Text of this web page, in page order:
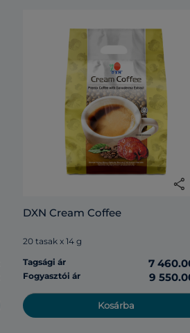
share
DXN Cream Coffee
20 tasak x 14 g
Tagsági ár
7
Fogyasztói ár 9
Kosárba